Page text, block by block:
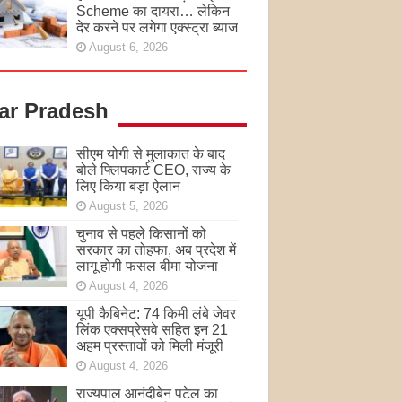
Scheme का दायरा… लेकिन
देर करने पर लगेगा एक्स्ट्रा ब्याज
August 6, 2026
Pradesh
सीएम योगी से मुलाकात के बाद
बोले फ्लिपकार्ट CEO, राज्य के
लिए किया बड़ा ऐलान
August 5, 2026
चुनाव से पहले किसानों को
सरकार का तोहफा, अब प्रदेश में
लागू होगी फसल बीमा योजना
August 4, 2026
यूपी कैबिनेट: 74 किमी लंबे जेवर
लिंक एक्सप्रेसवे सहित इन 21
अहम प्रस्तावों को मिली मंजूरी
August 4, 2026
राज्यपाल आनंदीबेन पटेल का